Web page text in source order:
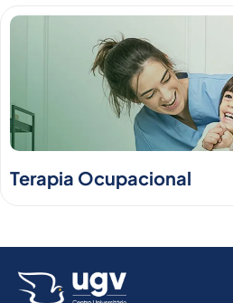
Terapia Ocupacional